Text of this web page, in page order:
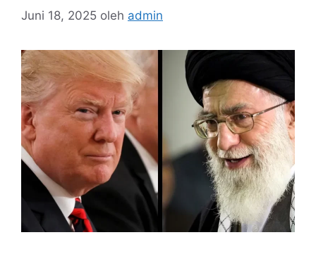
Juni 18, 2025 oleh admin